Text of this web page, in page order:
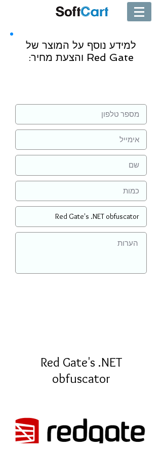
למידע נוסף על המוצר של
Red Gate והצעת מחיר:
Red Gate's .NET
obfuscator